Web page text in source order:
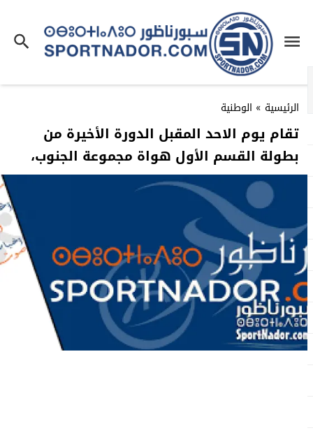
الرئيسية» الوطنية
تقام يوم الاحد المقبل الدورة الأخيرة من
بطولة القسم الأول هواة مجموعة الجنوب،